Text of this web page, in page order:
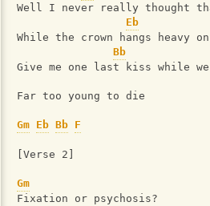
Well I never really thought
Eb
While the crown hangs heavy
Bb
Give me one last kiss while
Far too young to die
Gm Eb Bb F
[Verse 2]
Gm
Fixation or psychosis?